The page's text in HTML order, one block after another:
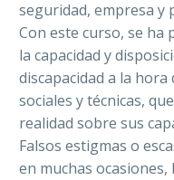
seguridad, empresa y
Con este curso, se ha
la capacidad y
discapacidad a la
sociales y técnicas,
realidad sobre sus
Falsos estigmas o
en muchas